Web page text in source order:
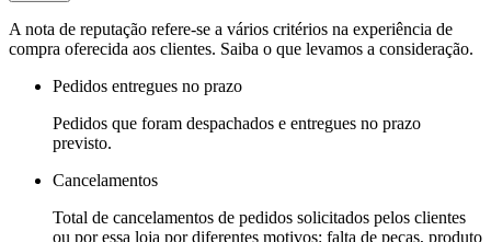
A nota de reputação refere-se a vários critérios na experiência de
compra oferecida aos clientes. Saiba o que levamos a consideração.
Pedidos entregues no prazo
Pedidos que foram despachados e entregues no prazo
previsto.
Cancelamentos
Total de cancelamentos de pedidos solicitados pelos clientes
ou por essa loja por diferentes motivos: falta de peças, produto